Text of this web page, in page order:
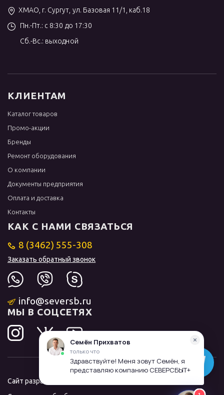
ХМАО, г. Сургут, ул. Базовая 11/1, каб.18
Пн.-Пт.: с 8:30 до 17:30
Сб.-Вс.: выходной
КЛИЕНТАМ
Каталог товаров
Промо-акции
Бренды
Ремонт оборудования
О компании
Документы предприятия
Оплата и доставка
Контакты
КАК С НАМИ СВЯЗАТЬСЯ
8 (3462) 555-308
Заказать обратный звонок
info@seversb.ru
МЫ В СОЦСЕТЯХ
Сайт разработал и продвинул